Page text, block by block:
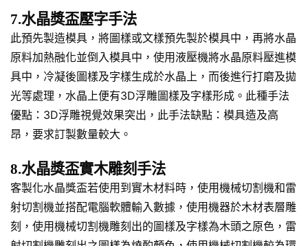
7.水晶獎盃壓字手法
此預先製造模具，將圖樣或文樣預先製於模具中，再將水晶
原料加熱融化並倒入模具中，使用液壓機將水晶原料壓進模
具中，冷凝後圖樣及字樣生成於水晶上，而後進行打磨及拋
光等處理，水晶上便有3D浮雕圖樣及字樣形成。此種手法
優點：3D浮雕視覺效果突出，此手法缺點：模具造及高
昂，要求訂製數量較大。
8.水晶獎盃實木雕刻手法
客製化水晶獎盃若使用到實木材料時，使用機械切割機和雷
射切割機並搭配電腦軟體輸入數據，使用機器於木材表層雕
刻，使用機械切割機雕刻出的圖樣及字樣為木頭之原色，雷